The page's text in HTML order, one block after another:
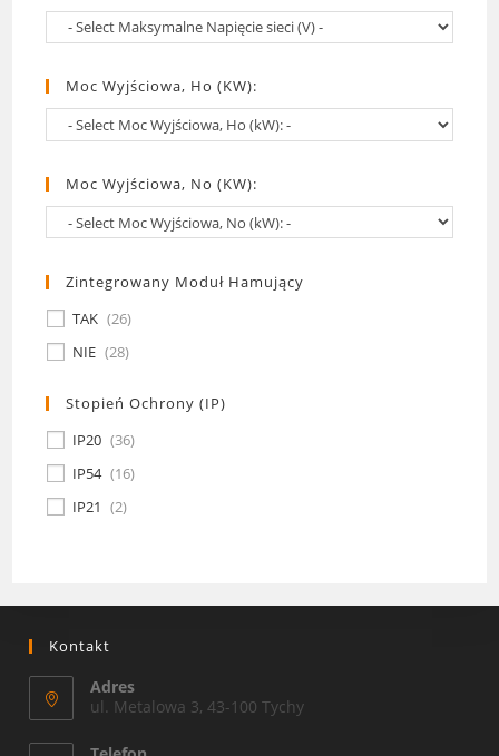
Moc Wyjściowa, Ho (kW):
Moc Wyjściowa, No (kW):
Zintegrowany Moduł Hamujący
TAK (26)
NIE (28)
Stopień Ochrony (IP)
IP20 (36)
IP54 (16)
IP21 (2)
Kontakt
Adres
ul. Metalowa 3, 43-100 Tychy